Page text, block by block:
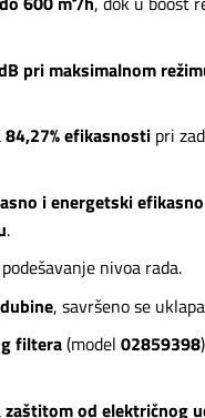
pri maksimalnom
84,27% efikasnostipri
i energetski
.
nivoa rada.
, savršeno se
filtera(model 02859398
zaštitom od električnog